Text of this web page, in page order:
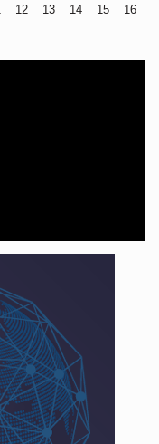
12 13 14 15
16